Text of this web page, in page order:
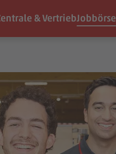
& VertriebJobbörse